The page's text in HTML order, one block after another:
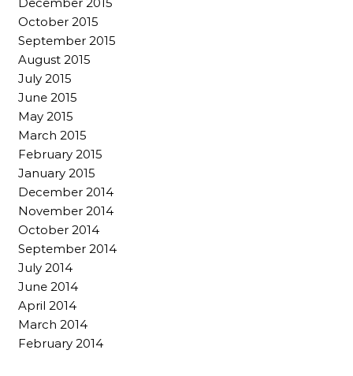
December 2015
October 2015
September 2015
August 2015
July 2015
June 2015
May 2015
March 2015
February 2015
January 2015
December 2014
November 2014
October 2014
September 2014
July 2014
June 2014
April 2014
March 2014
February 2014